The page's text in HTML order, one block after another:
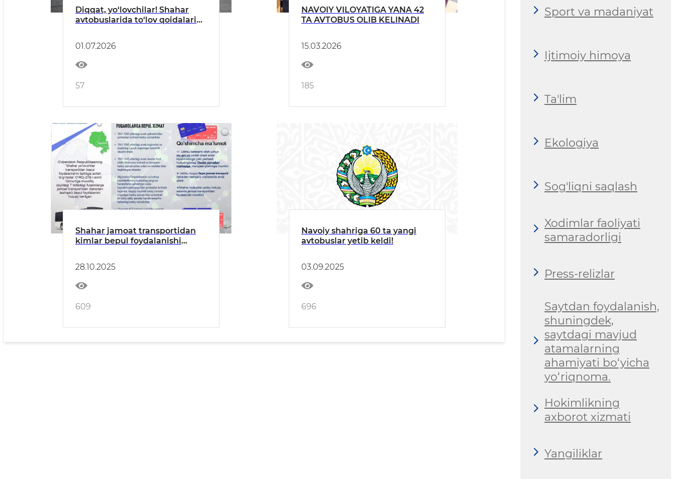
Diqqat, yo‘lovchilar! Shahar
avtobuslarida to‘lov qoidalari
01.07.2026
57
NAVOIY VILOYATIGA YANA 42
TA AVTOBUS OLIB KELINADI
15.03.2026
185
Shahar jamoat transportidan
kimlar bepul foydalanishi
28.10.2025
609
Navoiy shahriga 60 ta yangi
avtobuslar yetib keldi!
03.09.2025
696
Sport va madaniyat
Ijtimoiy himoya
Ta'lim
Ekologiya
Sog'liqni saqlash
Xodimlar faoliyati
samaradorligi
Press-relizlar
Saytdan foydalanish,
shuningdek,
saytdagi mavjud
atamalarning
ahamiyati bo‘yicha
yo‘riqnoma.
Hokimlikning
axborot xizmati
Yangiliklar